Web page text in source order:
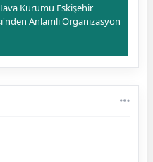
Kurumu Eskişehir
Anlamlı Organizasyon